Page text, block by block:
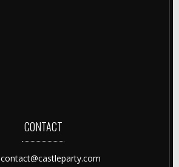
CONTACT
contact@castleparty.com